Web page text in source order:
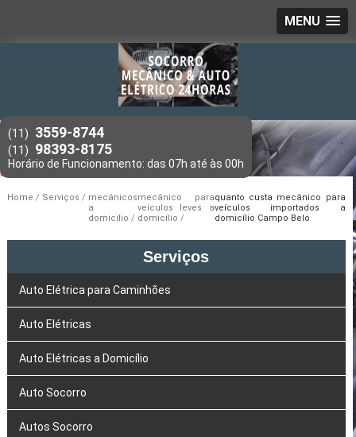
MENU
(11) 3559-8744
(11) 98393-8175
Home Serviços
mecânicos
a
domicílio
mecânico para
veículos leves a
domicílio
quanto custa mecânico para
veículos importados a
domicílio Campo Belo
Serviços
Auto Elétrica para Caminhões
Auto Elétricas
Auto Elétricas a Domicílio
Auto Socorro
Autos Socorro